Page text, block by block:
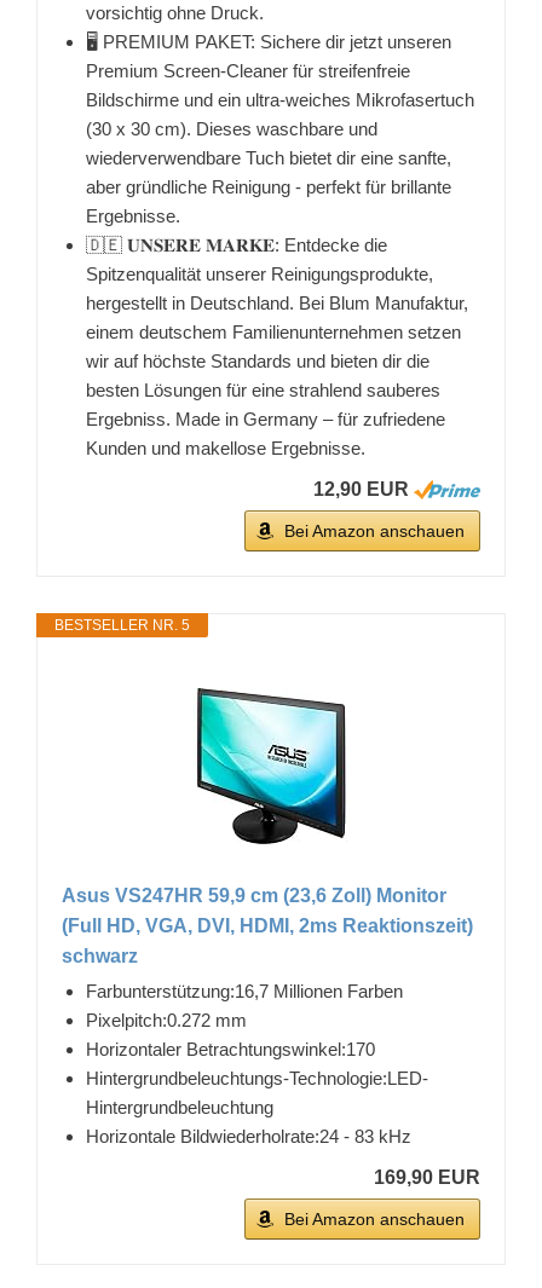
vorsichtig ohne Druck.
🖥 PREMIUM PAKET: Sichere dir jetzt unseren
Premium Screen-Cleaner für streifenfreie
Bildschirme und ein ultra-weiches Mikrofasertuch
(30 x 30 cm). Dieses waschbare und
wiederverwendbare Tuch bietet dir eine sanfte,
aber gründliche Reinigung - perfekt für brillante
Ergebnisse.
🇩🇪 𝐔𝐍𝐒𝐄𝐑𝐄 𝐌𝐀𝐑𝐊𝐄: Entdecke die
Spitzenqualität unserer Reinigungsprodukte,
hergestellt in Deutschland. Bei Blum Manufaktur,
einem deutschem Familienunternehmen setzen
wir auf höchste Standards und bieten dir die
besten Lösungen für eine strahlend sauberes
Ergebniss. Made in Germany – für zufriedene
Kunden und makellose Ergebnisse.
12,90 EUR
Bei Amazon anschauen
BESTSELLER NR. 5
Asus VS247HR 59,9 cm (23,6 Zoll) Monitor
(Full HD, VGA, DVI, HDMI, 2ms Reaktionszeit)
schwarz
Farbunterstützung:16,7 Millionen Farben
Pixelpitch:0.272 mm
Horizontaler Betrachtungswinkel:170
Hintergrundbeleuchtungs-Technologie:LED-
Hintergrundbeleuchtung
Horizontale Bildwiederholrate:24 - 83 kHz
169,90 EUR
Bei Amazon anschauen